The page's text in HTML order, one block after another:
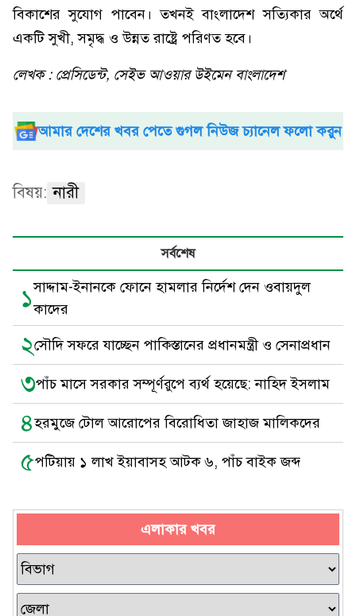
বিকাশের সুযোগ পাবেন। তখনই বাংলাদেশ সত্যিকার অর্থে
একটি সুখী, সমৃদ্ধ ও উন্নত রাষ্ট্রে পরিণত হবে।
লেখক : প্রেসিডেন্ট, সেইভ আওয়ার উইমেন বাংলাদেশ
আমার দেশের খবর পেতে গুগল নিউজ চ্যানেল ফলো করুন
বিষয়: নারী
সর্বশেষ
১সাদ্দাম-ইনানকে ফোনে হামলার নির্দেশ দেন ওবায়দুল
কাদের
২সৌদি সফরে যাচ্ছেন পাকিস্তানের প্রধানমন্ত্রী ও সেনাপ্রধান
৩পাঁচ মাসে সরকার সম্পূর্ণরুপে ব্যর্থ হয়েছে: নাহিদ ইসলাম
৪হরমুজে টোল আরোপের বিরোধিতা জাহাজ মালিকদের
৫পটিয়ায় ১ লাখ ইয়াবাসহ আটক ৬, পাঁচ বাইক জব্দ
এলাকার খবর